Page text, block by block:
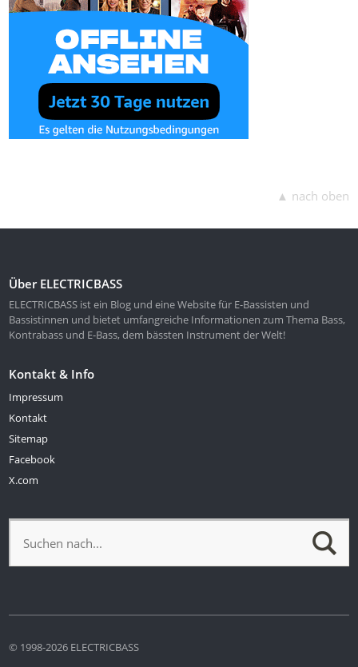
▲ nach oben
Über ELECTRICBASS
ELECTRICBASS ist ein Blog und eine Website für E-Bassisten und
Bassistinnen und bietet umfangreiche Informationen zum Thema Bass,
Kontrabass und E-Bass, dem bässten Instrument der Welt!
Kontakt & Info
Impressum
Kontakt
Sitemap
Facebook
X.com
© 1998-2026 ELECTRICBASS